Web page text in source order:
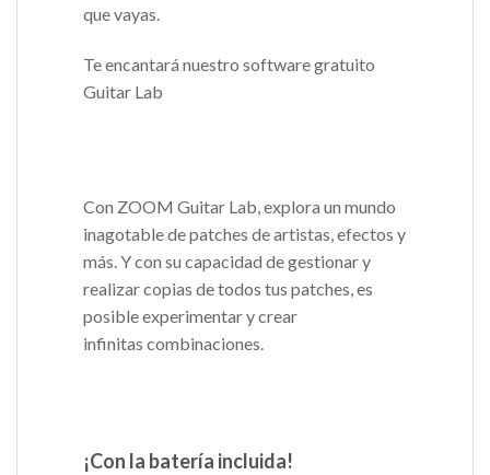
que vayas.
Te encantará nuestro software gratuito
Guitar Lab
Con ZOOM Guitar Lab, explora un mundo
inagotable de patches de artistas, efectos y
más. Y con su capacidad de gestionar y
realizar copias de todos tus patches, es
posible experimentar y crear
infinitas combinaciones.
¡Con la batería incluida!